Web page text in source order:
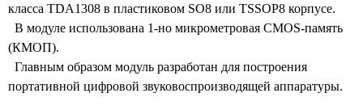
класса TDA1308 в пластиковом SO8 или TSSOP8 корпусе.
В модуле использована 1-но микрометровая CMOS-память
(КМОП).
Главным образом модуль разработан для построения
портативной цифровой звуковоспроизводящей аппаратуры.